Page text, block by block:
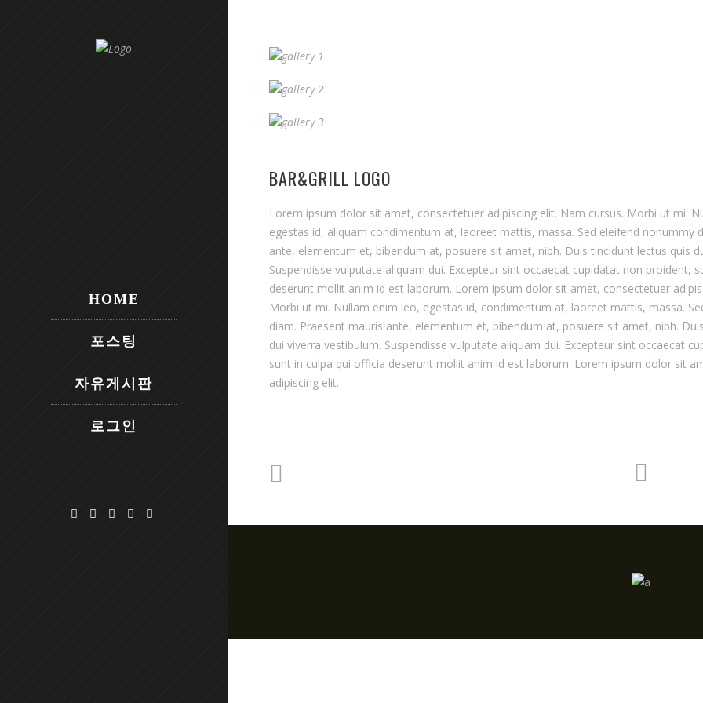
HOME
포스팅
자유게시판
로그인
BAR&GRILL LOGO
Lorem ipsum dolor sit amet, consectetuer adipiscing elit. Nam cursus. Morbi ut mi.
egestas id, aliquam condimentum at, laoreet mattis, massa. Sed eleifend nonummy
ante, elementum et, bibendum at, posuere sit amet, nibh. Duis tincidunt lectus quis
Suspendisse vulputate aliquam dui. Excepteur sint occaecat cupidatat non proident,
deserunt mollit anim id est laborum. Lorem ipsum dolor sit amet, consectetuer
Morbi ut mi. Nullam enim leo, egestas id, condimentum at, laoreet mattis, massa.
diam. Praesent mauris ante, elementum et, bibendum at, posuere sit amet, nibh.
dui viverra vestibulum. Suspendisse vulputate aliquam dui. Excepteur sint occaecat
sunt in culpa qui officia deserunt mollit anim id est laborum. Lorem ipsum dolor sit
adipiscing elit.